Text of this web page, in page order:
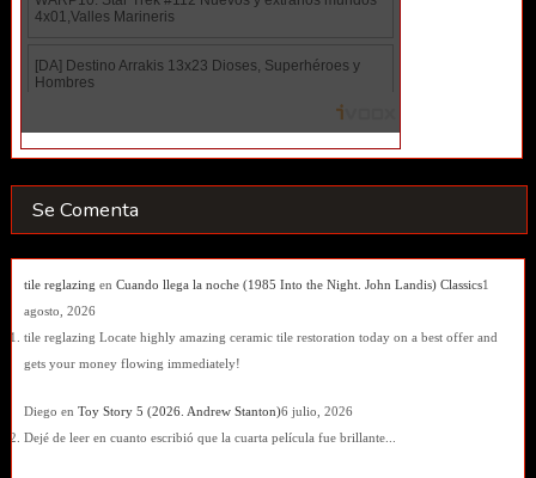
Se Comenta
tile reglazing en Cuando llega la noche (1985 Into the Night. John Landis) Classics1
agosto, 2026
tile reglazing Locate highly amazing ceramic tile restoration today on a best offer and
gets your money flowing immediately!
Diego en Toy Story 5 (2026. Andrew Stanton)6 julio, 2026
Dejé de leer en cuanto escribió que la cuarta película fue brillante...